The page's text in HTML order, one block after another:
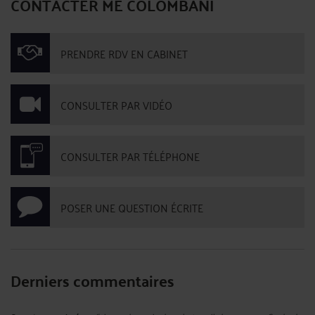
PRENDRE RDV EN CABINET
CONSULTER PAR VIDÉO
CONSULTER PAR TÉLÉPHONE
POSER UNE QUESTION ÉCRITE
Derniers commentaires